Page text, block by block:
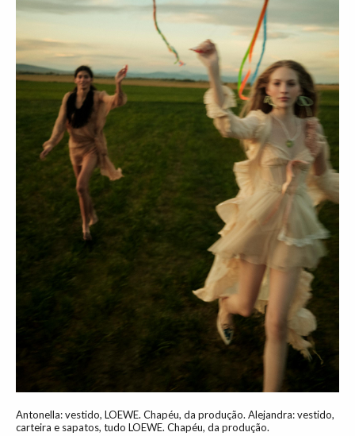
Antonella: vestido, LOEWE. Chapéu, da produção. Alejandra: vestido,
carteira e sapatos, tudo LOEWE. Chapéu, da produção.